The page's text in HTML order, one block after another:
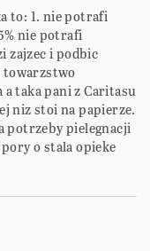
to: 1. nie potrafi
nie potrafi
zajzec i podbic
towarzstwo
taka pani z Caritasu
niz stoi na papierze.
potrzeby pielegnacji
o stala opieke